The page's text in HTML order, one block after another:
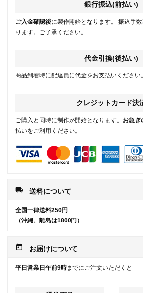
銀行振込(前払い)
ご入金確認後に製作開始となります。 振込手
ります。ご了承ください。
代金引換(後払い)
商品到着時に配達員に代金をお支払いくださ
クレジットカード決
ご購入と同時に制作が開始となります。 お急ぎ
払いをご利用ください。
local_shipping 送料について
全国一律送料250円
（沖縄、離島は1800円）
today お届けについて
平日営業日午前9時までにご注文いただくと